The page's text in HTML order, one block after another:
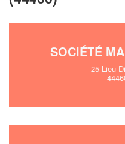
SOCIÉTÉ
25 Lieu
✕